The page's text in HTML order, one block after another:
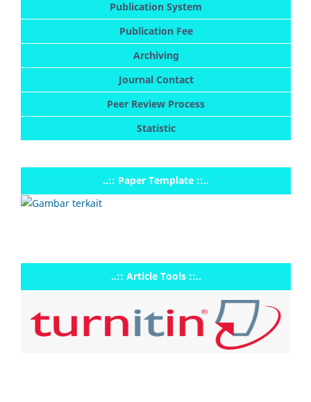
Publication System
Publication Fee
Archiving
Journal Contact
Peer Review Process
Statistic
..:: Paper Template ::..
..:: Article Tools ::..